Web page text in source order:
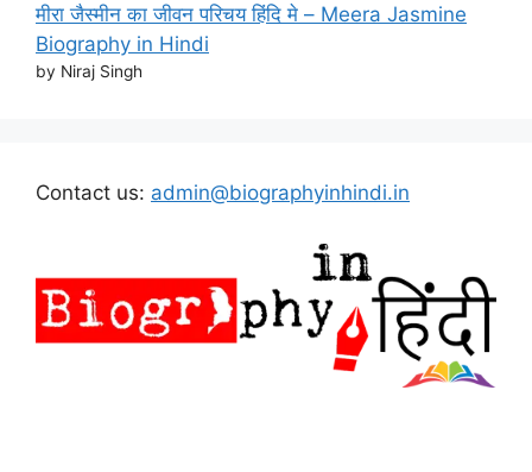
मीरा जैस्मीन का जीवन परिचय हिंदि मे – Meera Jasmine
Biography in Hindi
by Niraj Singh
Contact us: admin@biographyinhindi.in